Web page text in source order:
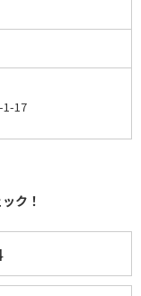
1-17
ク！